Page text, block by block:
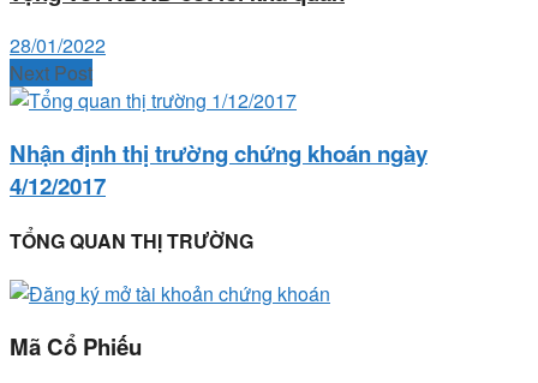
28/01/2022
Next Post
Nhận định thị trường chứng khoán ngày
4/12/2017
TỔNG QUAN THỊ TRƯỜNG
Mã Cổ Phiếu